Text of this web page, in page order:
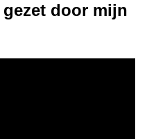
door mijn